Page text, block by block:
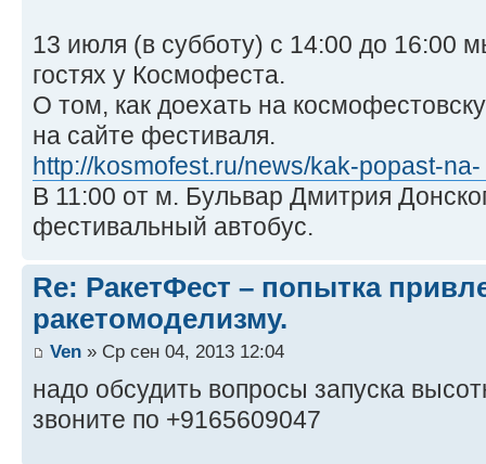
13 июля (в субботу) с 14:00 до 16:00
гостях у Космофеста.
О том, как доехать на
на сайте фестиваля.
http://kosmofest.ru/news/kak-popast-
В 11:00 от м. Бульвар Дмитрия
фестивальный автобус.
Re: РакетФест – попытка
ракетомоделизму.
Ven » Ср сен 04, 2013 12:04
надо обсудить вопросы запуска
звоните по +9165609047